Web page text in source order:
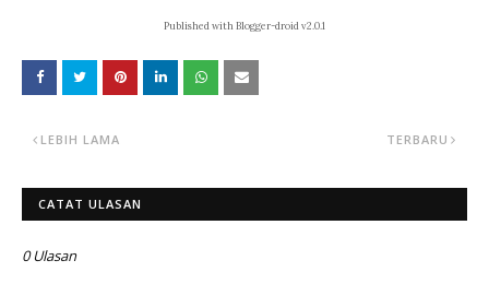
Published with Blogger-droid v2.0.1
TERBARU
LEBIH LAMA
CATAT ULASAN
0 Ulasan